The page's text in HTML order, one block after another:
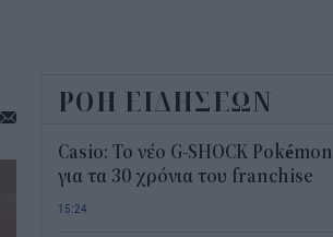
ΡΟΗ ΕΙΔΗΣΕΩΝ
Casio: Το νέο G-SHOCK Pokémon
για τα 30 χρόνια του franchise
15:24